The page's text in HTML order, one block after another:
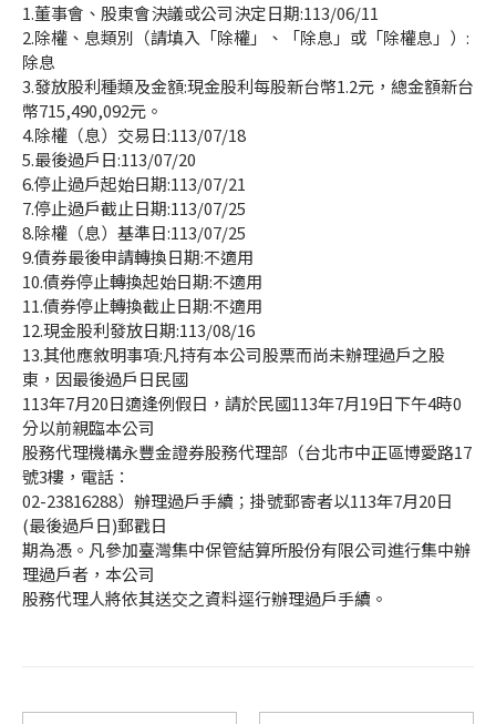
1.董事會、股東會決議或公司決定日期:113/06/11
2.除權、息類別（請填入「除權」、「除息」或「除權息」）:
除息
3.發放股利種類及金額:現金股利每股新台幣1.2元，總金額新台
幣715,490,092元。
4.除權（息）交易日:113/07/18
5.最後過戶日:113/07/20
6.停止過戶起始日期:113/07/21
7.停止過戶截止日期:113/07/25
8.除權（息）基準日:113/07/25
9.債券最後申請轉換日期:不適用
10.債券停止轉換起始日期:不適用
11.債券停止轉換截止日期:不適用
12.現金股利發放日期:113/08/16
13.其他應敘明事項:凡持有本公司股票而尚未辦理過戶之股
東，因最後過戶日民國
113年7月20日適逢例假日，請於民國113年7月19日下午4時0
分以前親臨本公司
股務代理機構永豐金證券股務代理部（台北市中正區博愛路17
號3樓，電話：
02-23816288）辦理過戶手續；掛號郵寄者以113年7月20日
(最後過戶日)郵戳日
期為憑。凡參加臺灣集中保管結算所股份有限公司進行集中辦
理過戶者，本公司
股務代理人將依其送交之資料逕行辦理過戶手續。